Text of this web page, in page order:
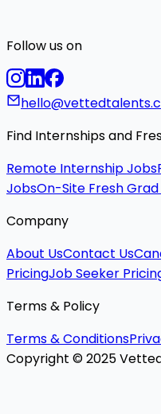
Follow us on
Find Internships and
Remote Internship Jobs
JobsOn-Site Fresh
Company
About UsContact Us
PricingJob Seeker
Terms & Policy
Terms & Conditions
Copyright © 2025